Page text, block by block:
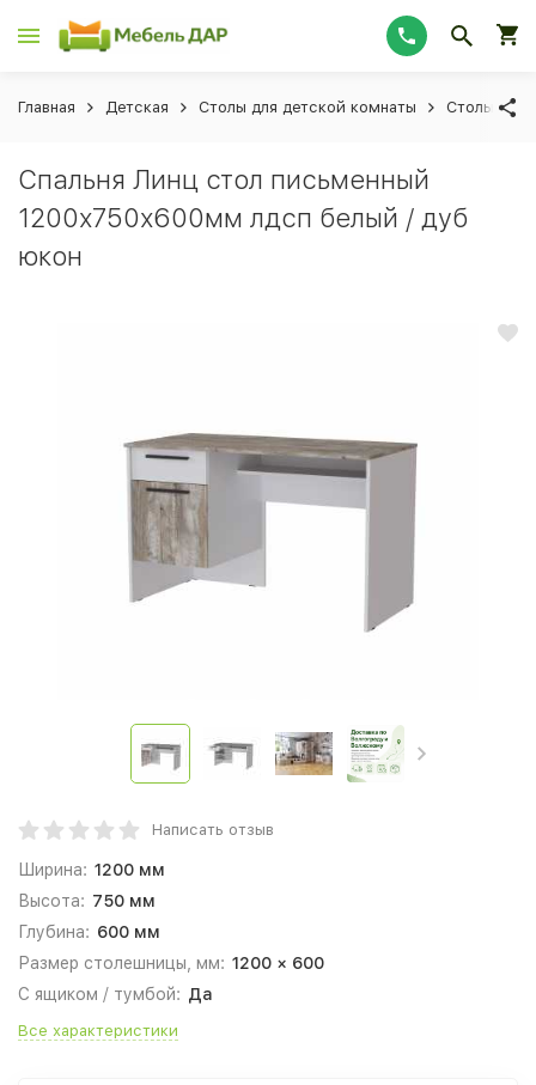
Главная Детская Столы для детской комнаты Столы
Спальня Линц стол письменный
1200х750х600мм лдсп белый / дуб
юкон
Написать отзыв
Ширина: 1200 мм
Высота: 750 мм
Глубина: 600 мм
Размер столешницы, мм: 1200 × 600
С ящиком / тумбой: Да
Все характеристики